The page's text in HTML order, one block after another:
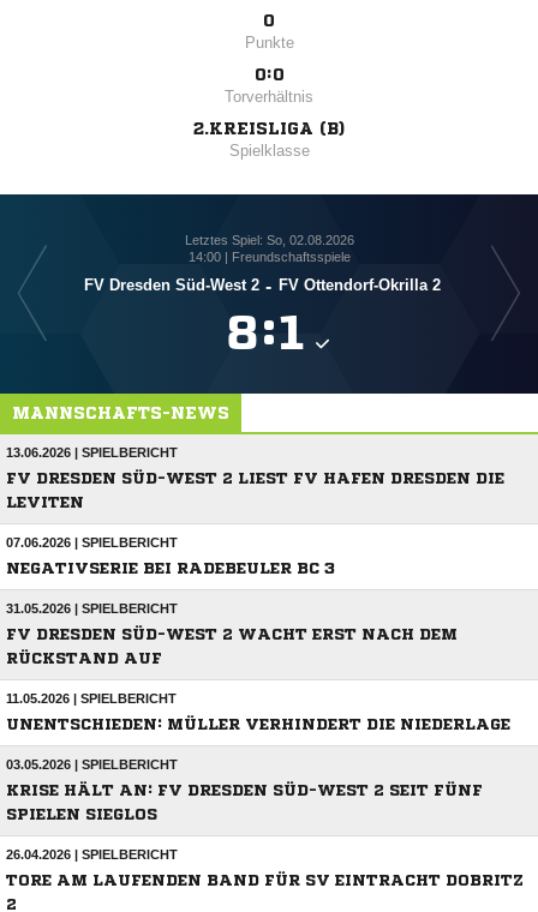
0
Punkte
0:0
Torverhältnis
2.KREISLIGA (B)
Spielklasse
Letztes Spiel: So, 02.08.2026
14:00 | Freundschaftsspiele
FV Dresden Süd-West 2 - FV Ottendorf-Okrilla 2
:
MANNSCHAFTS-NEWS
13.06.2026 | SPIELBERICHT
FV DRESDEN SÜD-WEST 2 LIEST FV HAFEN DRESDEN DIE
LEVITEN
07.06.2026 | SPIELBERICHT
NEGATIVSERIE BEI RADEBEULER BC 3
31.05.2026 | SPIELBERICHT
FV DRESDEN SÜD-WEST 2 WACHT ERST NACH DEM
RÜCKSTAND AUF
11.05.2026 | SPIELBERICHT
UNENTSCHIEDEN: MÜLLER VERHINDERT DIE NIEDERLAGE
03.05.2026 | SPIELBERICHT
KRISE HÄLT AN: FV DRESDEN SÜD-WEST 2 SEIT FÜNF
SPIELEN SIEGLOS
26.04.2026 | SPIELBERICHT
TORE AM LAUFENDEN BAND FÜR SV EINTRACHT DOBRITZ
2